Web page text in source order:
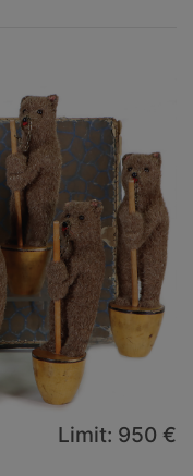
Limit: 950 €